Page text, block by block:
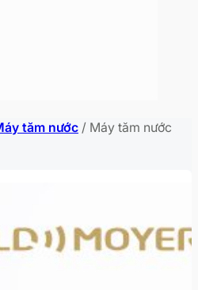
tăm nước / Máy tăm nước